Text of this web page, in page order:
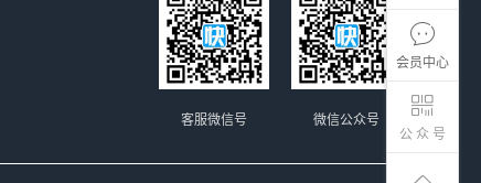
会员中心
公 众 号
微信公众号
客服微信号